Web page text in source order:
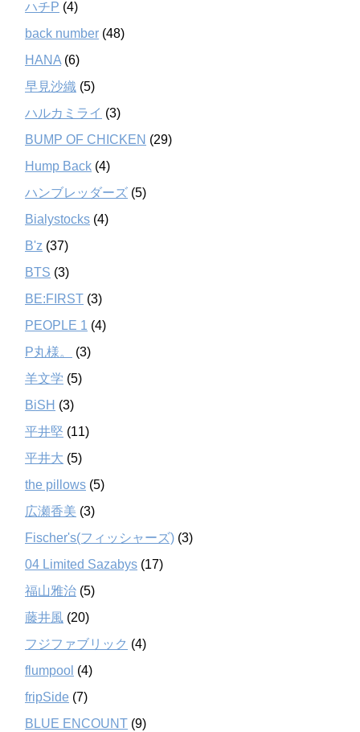
ハチP (4)
back number (48)
HANA (6)
早見沙織 (5)
ハルカミライ (3)
BUMP OF CHICKEN (29)
Hump Back (4)
ハンブレッダーズ (5)
Bialystocks (4)
B'z (37)
BTS (3)
BE:FIRST (3)
PEOPLE 1 (4)
P丸様。
(3)
羊文学 (5)
BiSH (3)
平井堅 (11)
平井大 (5)
the pillows (5)
広瀬香美 (3)
Fischer's(フィッシャーズ) (3)
04 Limited Sazabys (17)
福山雅治 (5)
藤井風 (20)
フジファブリック (4)
flumpool (4)
fripSide (7)
BLUE ENCOUNT (9)